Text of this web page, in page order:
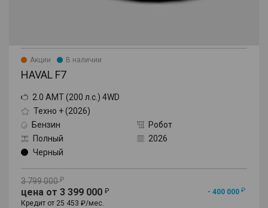
Акции В наличии
HAVAL F7
2.0 AMT (200 л.с.) 4WD
Техно + (2026)
Бензин
Робот
Полный
2026
Черный
3 799 000
цена от 3 399 000
- 400 000
Кредит от 25 453 ₽/мес.